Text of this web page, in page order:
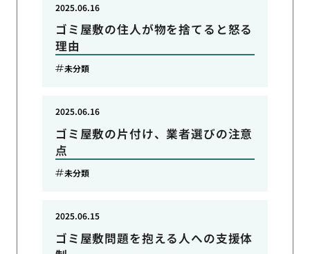
ゴミ屋敷の住人が物を捨てると怒る
理由
2025.06.16
未分類
ゴミ屋敷の片付け、業者選びの注意
点
2025.06.16
未分類
ゴミ屋敷問題を抱える人への支援体
2025.06.15